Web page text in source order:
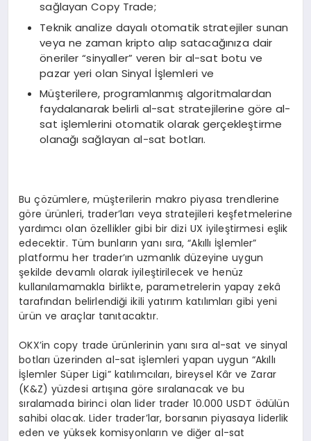
sağlayan Copy Trade;
Teknik analize dayalı otomatik stratejiler sunan
veya ne zaman kripto alıp satacağınıza dair
öneriler “sinyaller” veren bir al-sat botu ve
pazar yeri olan Sinyal İşlemleri ve
Müşterilere, programlanmış algoritmalardan
faydalanarak belirli al-sat stratejilerine göre al-
sat işlemlerini otomatik olarak gerçekleştirme
olanağı sağlayan al-sat botları.
Bu çözümlere, müşterilerin makro piyasa trendlerine
göre ürünleri, trader’ları veya stratejileri keşfetmelerine
yardımcı olan özellikler gibi bir dizi UX iyileştirmesi eşlik
edecektir. Tüm bunların yanı sıra, “Akıllı İşlemler”
platformu her trader’ın uzmanlık düzeyine uygun
şekilde devamlı olarak iyileştirilecek ve henüz
kullanılamamakla birlikte, parametrelerin yapay zekâ
tarafından belirlendiği ikili yatırım katılımları gibi yeni
ürün ve araçlar tanıtacaktır.
OKX’in copy trade ürünlerinin yanı sıra al-sat ve sinyal
botları üzerinden al-sat işlemleri yapan uygun “Akıllı
İşlemler Süper Ligi” katılımcıları, bireysel Kâr ve Zarar
(K&Z) yüzdesi artışına göre sıralanacak ve bu
sıralamada birinci olan lider trader 10.000 USDT ödülün
sahibi olacak. Lider trader’lar, borsanın piyasaya liderlik
eden ve yüksek komisyonların ve diğer al-sat